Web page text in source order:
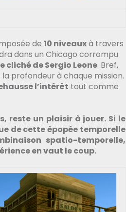
de 10 niveauxà travers
dans un Chicago corrompu
cliché de Sergio Leone. Bref,
profondeur à chaque mission.
l’intérêt tout comme
reste un plaisir à jouer. Si le
de cette épopée temporelle
spatio-temporelle,
en vaut le coup.